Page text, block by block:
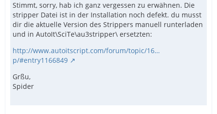
Stimmt, sorry, hab ich ganz vergessen zu erwähnen. Die
stripper Datei ist in der Installation noch defekt. du musst
dir die aktuelle Version des Strippers manuell runterladen
und in AutoIt\SciTe\au3stripper\ ersetzten:
http://www.autoitscript.com/forum/topic/16…
p/#entry1166849
Grßu,
Spider